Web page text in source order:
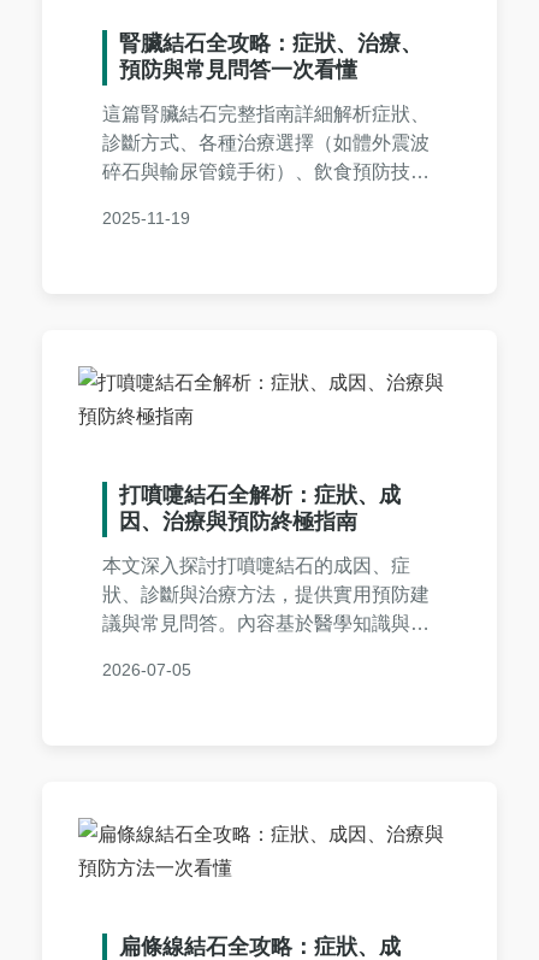
腎臟結石全攻略：症狀、治療、
預防與常見問答一次看懂
這篇腎臟結石完整指南詳細解析症狀、
診斷方式、各種治療選擇（如體外震波
碎石與輸尿管鏡手術）、飲食預防技
幫助您從發作到康復全程掌握，降低復
2025-11-19
打噴嚏結石全解析：症狀、成
因、治療與預防終極指南
本文深入探討打噴嚏結石的成因、症
狀、診斷與治療方法，提供實用預防建
議與常見問答。內容基於醫學知識與真
疼痛的應對之道，適合有相關困擾的讀
2026-07-05
扁條線結石全攻略：症狀、成